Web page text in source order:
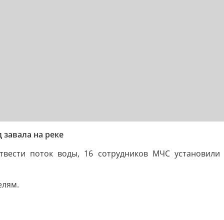
на реке
поток воды, 16 сотрудников МЧС